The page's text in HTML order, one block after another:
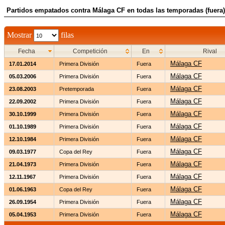
Partidos empatados contra Málaga CF en todas las temporadas (fuera)
Mostrar filas
Fecha Competición En Rival
17.01.2014 Primera División Fuera Málaga CF
05.03.2006 Primera División Fuera Málaga CF
23.08.2003 Pretemporada Fuera Málaga CF
22.09.2002 Primera División Fuera Málaga CF
30.10.1999 Primera División Fuera Málaga CF
01.10.1989 Primera División Fuera Málaga CF
12.10.1984 Primera División Fuera Málaga CF
09.03.1977 Copa del Rey Fuera Málaga CF
21.04.1973 Primera División Fuera Málaga CF
12.11.1967 Primera División Fuera Málaga CF
01.06.1963 Copa del Rey Fuera Málaga CF
26.09.1954 Primera División Fuera Málaga CF
05.04.1953 Primera División Fuera Málaga CF